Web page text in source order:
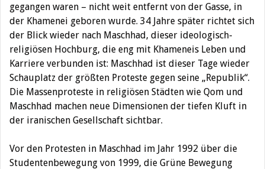
gegangen waren – nicht weit entfernt von der Gasse, in
der Khamenei geboren wurde. 34 Jahre später richtet sich
der Blick wieder nach Maschhad, dieser ideologisch-
religiösen Hochburg, die eng mit Khameneis Leben und
Karriere verbunden ist: Maschhad ist dieser Tage wieder
Schauplatz der größten Proteste gegen seine „Republik“.
Die Massenproteste in religiösen Städten wie Qom und
Maschhad machen neue Dimensionen der tiefen Kluft in
der iranischen Gesellschaft sichtbar.
Vor den Protesten in Maschhad im Jahr 1992 über die
Studentenbewegung von 1999, die Grüne Bewegung